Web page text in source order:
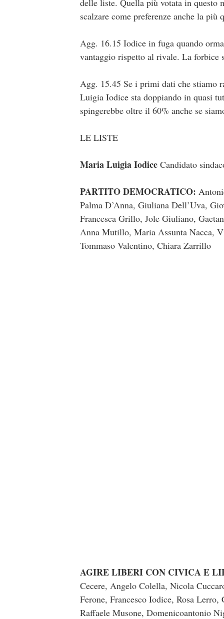
scalzare come preferenze anche la
Agg. 16.15 Iodice in fuga quando
vantaggio rispetto al rivale. La forbice
Agg. 15.45 Se i primi dati che stiamo
Luigia Iodice sta doppiando in quasi
spingerebbe oltre il 60% anche se
LE LISTE
Maria Luigia Iodice Candidato
PARTITO DEMOCRATICO:
Palma D’Anna, Giuliana Dell’Uva,
Francesca Grillo, Jole Giuliano,
Anna Mutillo, Maria Assunta Nacca,
Tommaso Valentino, Chiara Zarrillo
AGIRE LIBERI CON CIVICA E
Cecere, Angelo Colella, Nicola
Ferone, Francesco Iodice, Rosa
Raffaele Musone, Domenicoantonio